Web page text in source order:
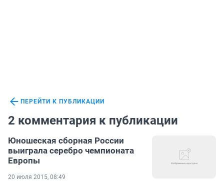
ПЕРЕЙТИ К ПУБЛИКАЦИИ
2 комментария к публикации
Юношеская сборная России
выиграла серебро чемпионата
Европы
20 июля 2015, 08:49